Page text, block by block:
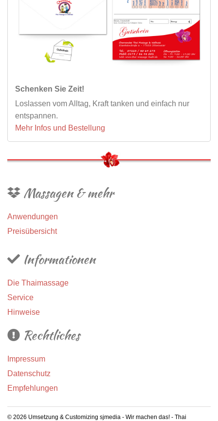
Schenken Sie Zeit!
Loslassen vom Alltag, Kraft tanken und einfach nur
entspannen.
Mehr Infos und Bestellung
Massagen & mehr
Anwendungen
Preisübersicht
Informationen
Die Thaimassage
Service
Hinweise
Rechtliches
Impressum
Datenschutz
Empfehlungen
© 2026 Umsetzung & Customizing sjmedia - Wir machen das! - Thai